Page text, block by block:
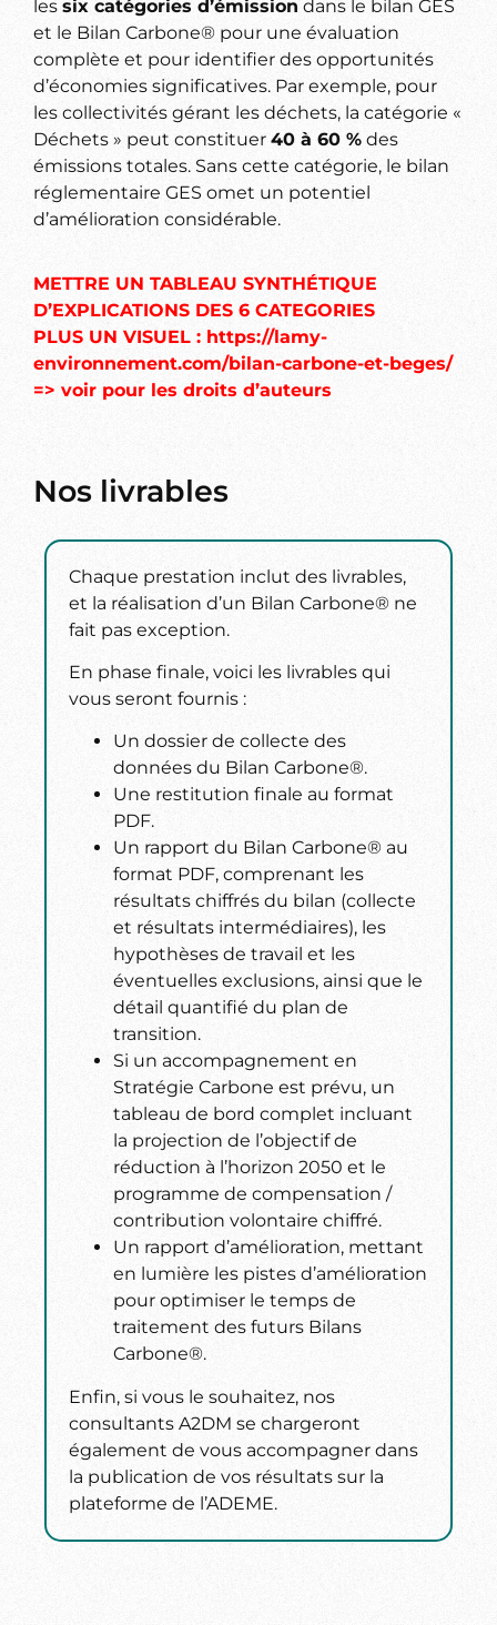
les six catégories d’émission dans le bilan GES
et le Bilan Carbone® pour une évaluation
complète et pour identifier des opportunités
d’économies significatives. Par exemple, pour
les collectivités gérant les déchets, la catégorie «
Déchets » peut constituer 40 à 60 % des
émissions totales. Sans cette catégorie, le bilan
réglementaire GES omet un potentiel
d’amélioration considérable.
METTRE UN TABLEAU SYNTHÉTIQUE
D’EXPLICATIONS DES 6 CATEGORIES
PLUS UN VISUEL : https://lamy-
environnement.com/bilan-carbone-et-beges/
=> voir pour les droits d’auteurs
Nos livrables
Chaque prestation inclut des livrables,
et la réalisation d’un Bilan Carbone® ne
fait pas exception.
En phase finale, voici les livrables qui
vous seront fournis :
Un dossier de collecte des
données du Bilan Carbone®.
Une restitution finale au format
PDF.
Un rapport du Bilan Carbone® au
format PDF, comprenant les
résultats chiffrés du bilan (collecte
et résultats intermédiaires), les
hypothèses de travail et les
éventuelles exclusions, ainsi que le
détail quantifié du plan de
transition.
Si un accompagnement en
Stratégie Carbone est prévu, un
tableau de bord complet incluant
la projection de l’objectif de
réduction à l’horizon 2050 et le
programme de compensation /
contribution volontaire chiffré.
Un rapport d’amélioration, mettant
en lumière les pistes d’amélioration
pour optimiser le temps de
traitement des futurs Bilans
Carbone®.
Enfin, si vous le souhaitez, nos
consultants A2DM se chargeront
également de vous accompagner dans
la publication de vos résultats sur la
plateforme de l’ADEME.